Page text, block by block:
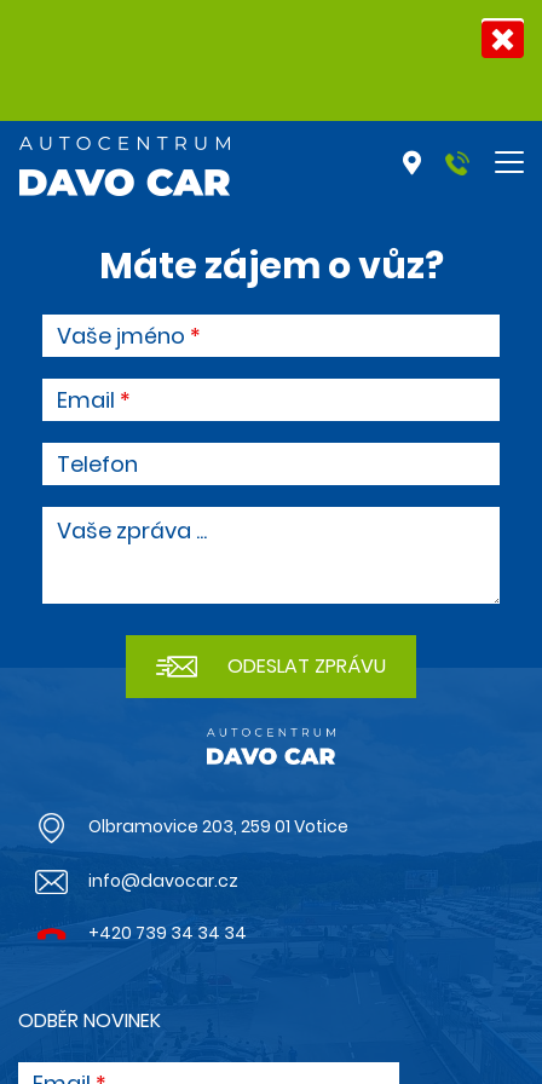
Máte zájem o vůz?
Vaše jméno
Email
Telefon
Vaše zpráva ...
Olbramovice 203, 259 01 Votice
info@davocar.cz
+420 739 34 34 34
ODBĚR NOVINEK